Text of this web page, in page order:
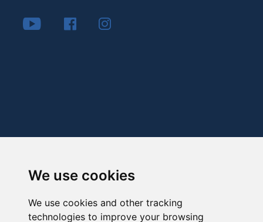
We use cookies
We use cookies and other tracking
technologies to improve your browsing